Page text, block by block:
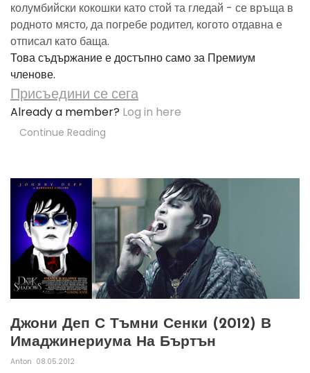
колумбийски кокошки като стой та гледай - се връща в
родното място, да погребе родител, когото отдавна е
отписал като баща.
Това съдържание е достъпно само за Премиум
членове.
Присъедини се сега
Already a member? Log in here
Continue Reading
Джони Деп С Тъмни Сенки (2012) В
Имаджинериума На Бъртън
Anton 08.05.2012